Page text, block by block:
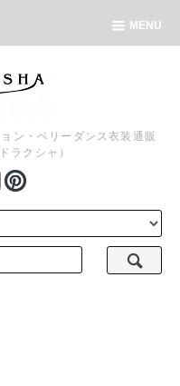
MENU
ン・ベリーダンス衣装通販
ラクシャ）